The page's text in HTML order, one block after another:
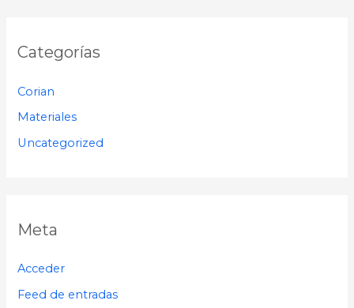
Categorías
Corian
Materiales
Uncategorized
Meta
Acceder
Feed de entradas